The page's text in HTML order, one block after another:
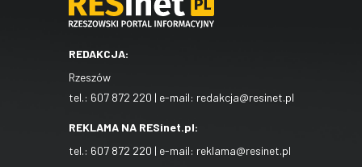
REDAKCJA:
Rzeszów
tel.: 607 872 220 | e-mail: redakcja@resinet.pl
REKLAMA NA RESinet.pl:
tel.: 607 872 220 | e-mail: reklama@resinet.pl